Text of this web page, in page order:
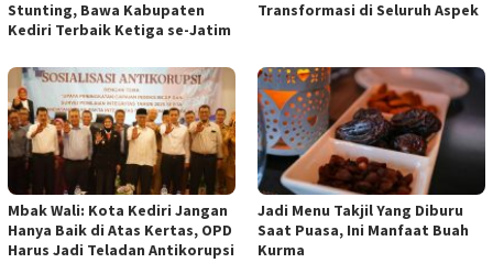
Stunting, Bawa Kabupaten
Kediri Terbaik Ketiga se-Jatim
Transformasi di Seluruh Aspek
Mbak Wali: Kota Kediri Jangan
Hanya Baik di Atas Kertas, OPD
Harus Jadi Teladan Antikorupsi
Jadi Menu Takjil Yang Diburu
Saat Puasa, Ini Manfaat Buah
Kurma